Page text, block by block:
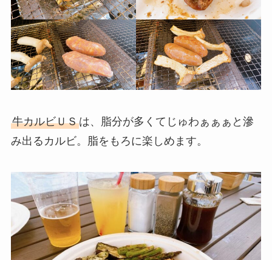
牛カルビＵＳは、脂分が多くてじゅわぁぁぁと滲
み出るカルビ。脂をもろに楽しめます。